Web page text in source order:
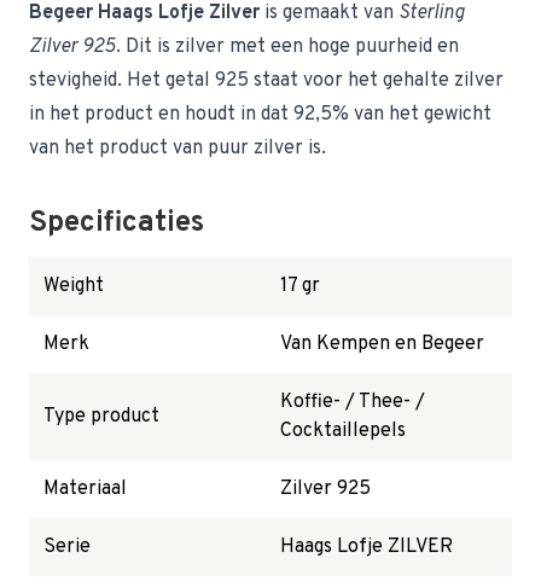
Begeer Haags Lofje Zilver is gemaakt van Sterling
Zilver 925. Dit is zilver met een hoge puurheid en
stevigheid. Het getal 925 staat voor het gehalte zilver
in het product en houdt in dat 92,5% van het gewicht
van het product van puur zilver is.
Specificaties
Weight 17 gr
Merk Van Kempen en Begeer
Type product
Koffie- / Thee- /
Cocktaillepels
Materiaal Zilver 925
Serie Haags Lofje ZILVER